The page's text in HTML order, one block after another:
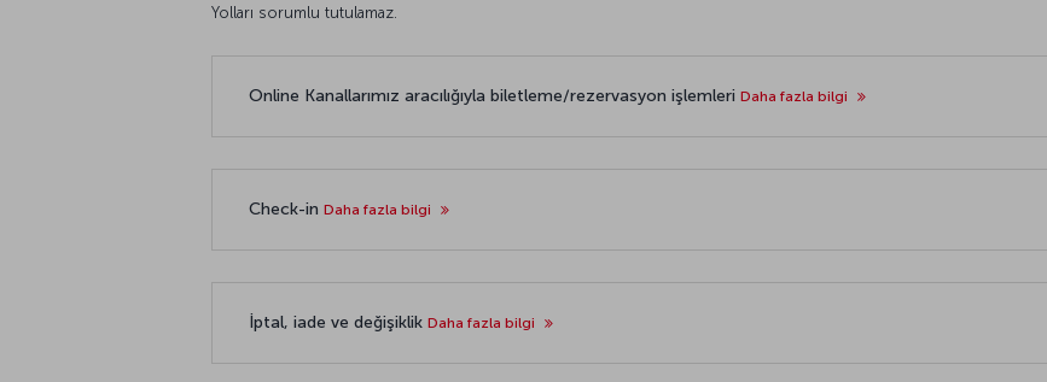
Yolları sorumlu tutulamaz.
Online Kanallarımız aracılığıyla biletleme/rezervasyon işlemleri Daha fazla bilgi
Check-in Daha fazla bilgi
İptal, iade ve değişiklik Daha fazla bilgi